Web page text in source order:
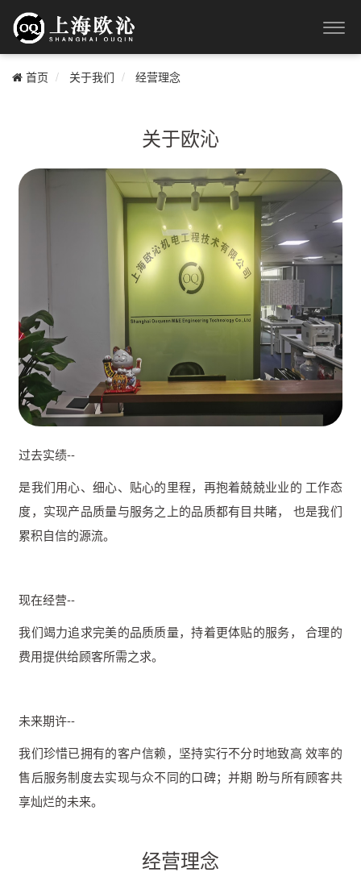
首页 关于我们 经营理念
关于欧沁
过去实绩--
是我们用心、细心、贴心的里程，再抱着兢兢业业的 工作态
度，实现产品质量与服务之上的品质都有目共睹， 也是我们
累积自信的源流。
现在经营--
我们竭力追求完美的品质质量，持着更体贴的服务， 合理的
费用提供给顾客所需之求。
未来期许--
我们珍惜已拥有的客户信赖，坚持实行不分时地致高 效率的
售后服务制度去实现与众不同的口碑；并期 盼与所有顾客共
享灿烂的未来。
经营理念